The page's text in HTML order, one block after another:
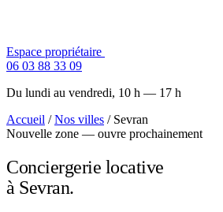
Espace propriétaire
06 03 88 33 09
Du lundi au vendredi, 10 h — 17 h
Accueil / Nos villes / Sevran
Nouvelle zone — ouvre prochainement
Conciergerie locative
à Sevran.